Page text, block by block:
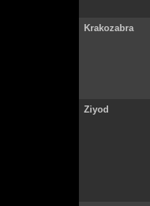
Krakozabra
Ziyod